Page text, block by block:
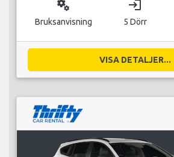
miscellaneous_services
Bruksanvisning
login
5 Dörr
VISA DETALJER...